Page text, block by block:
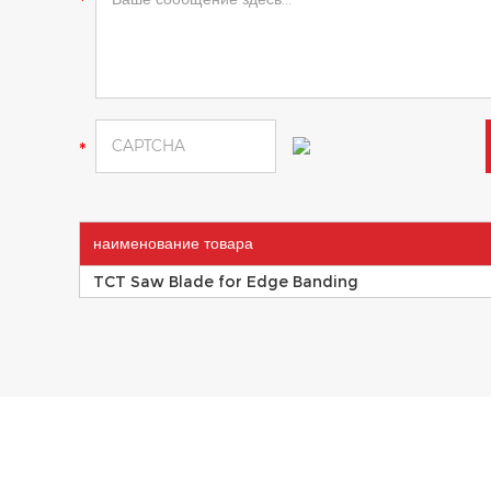
наименование товара
TCT Saw Blade for Edge Banding